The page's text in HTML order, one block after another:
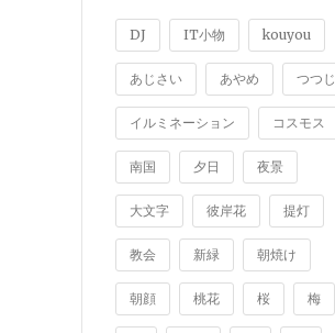
DJ IT小物 kouyou
あじさい あやめ つつじ
イルミネーション コスモス
南国 夕日 夜景
大文字 彼岸花 提灯
教会 新緑 朝焼け
朝顔 桃花 桜 梅